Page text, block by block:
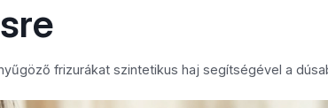
frizurákat szintetikus haj segítségével a